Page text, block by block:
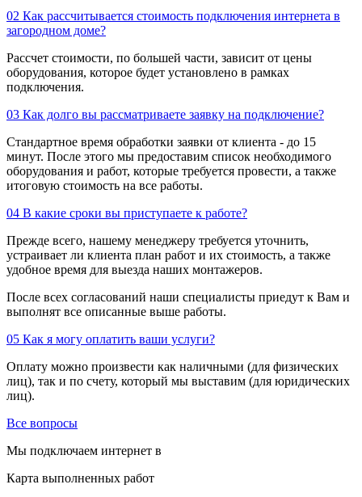
02 Как рассчитывается стоимость подключения интернета в
загородном доме?
Рассчет стоимости, по большей части, зависит от цены
оборудования, которое будет установлено в рамках
подключения.
03 Как долго вы рассматриваете заявку на подключение?
Стандартное время обработки заявки от клиента - до 15
минут. После этого мы предоставим список необходимого
оборудования и работ, которые требуется провести, а также
итоговую стоимость на все работы.
04 В какие сроки вы приступаете к работе?
Прежде всего, нашему менеджеру требуется уточнить,
устраивает ли клиента план работ и их стоимость, а также
удобное время для выезда наших монтажеров.
После всех согласований наши специалисты приедут к Вам и
выполнят все описанные выше работы.
05 Как я могу оплатить ваши услуги?
Оплату можно произвести как наличными (для физических
лиц), так и по счету, который мы выставим (для юридических
лиц).
Все вопросы
Мы подключаем интернет в
Карта выполненных работ